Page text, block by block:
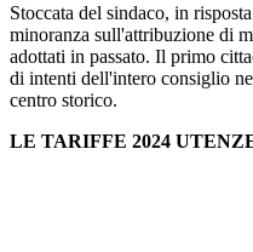
Stoccata del sindaco, in
minoranza sull'attribuzione di
adottati in passato. Il primo
di intenti dell'intero consiglio
centro storico.
LE TARIFFE 2024